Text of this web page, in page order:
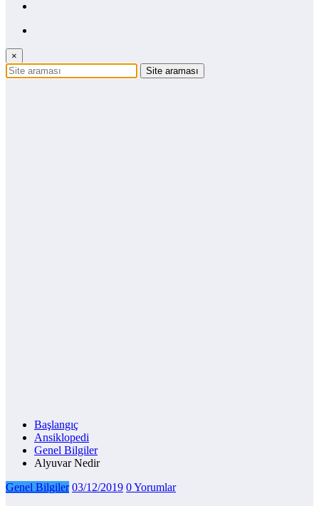
×
Başlangıç
Ansiklopedi
Genel Bilgiler
Alyuvar Nedir
Genel Bilgiler 03/12/2019 0 Yorumlar